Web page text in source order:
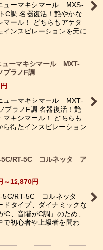
ーマキシマール MXS-
調 名器復活！艶やかな
マール！ どちらもアケタ
インスピレーションを元に
ーマキシマール MXT-
ラノF調
円
ーマキシマール MXT-
ラノF調 名器復活！艶
マキシマール！ どちらも
ら得たインスピレーション
RT-5C コルネッタ ア
～12,870円
RT-5C コルネッタ
ドタイプ、ダイナミックな
C、音階がC調」のため、
で初心者や上級者を問わ